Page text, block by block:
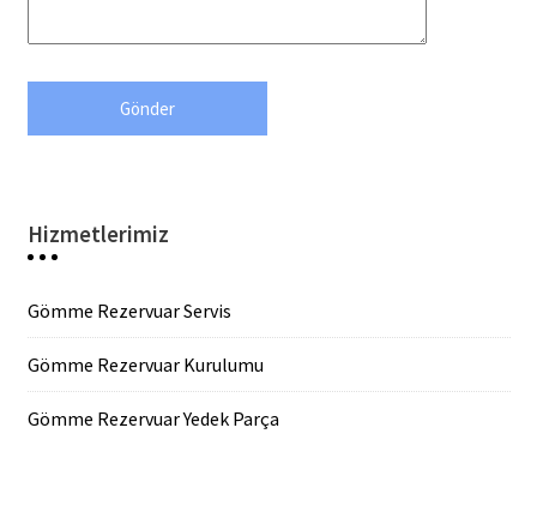
Hizmetlerimiz
Gömme Rezervuar Servis
Gömme Rezervuar Kurulumu
Gömme Rezervuar Yedek Parça